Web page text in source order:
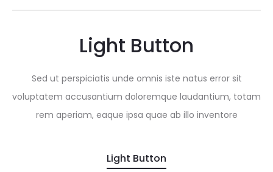
Light Button
Sed ut perspiciatis unde omnis iste natus error sit
voluptatem accusantium doloremque laudantium, totam
rem aperiam, eaque ipsa quae ab illo inventore
Light Button